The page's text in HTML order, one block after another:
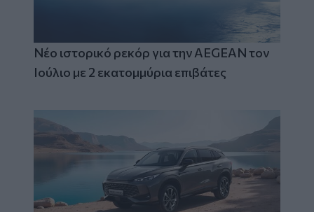
Νέο ιστορικό ρεκόρ για την AEGEAN τον
Ιούλιο με 2 εκατομμύρια επιβάτες